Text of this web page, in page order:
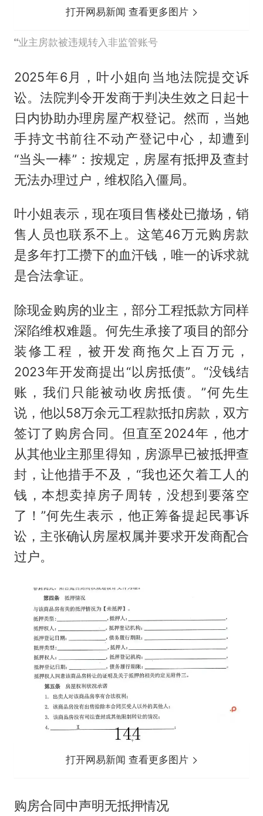
打开网易新闻 查看更多图片
业主房款被违规转入非监管账号
2025年6月，叶小姐向当地法院提交诉
讼。法院判令开发商于判决生效之日起十
日内协助办理房屋产权登记。然而，当她
手持文书前往不动产登记中心，却遭到
“当头一棒”：按规定，房屋有抵押及查封
无法办理过户，维权陷入僵局。
叶小姐表示，现在项目售楼处已撤场，销
售人员也联系不上。这笔46万元购房款
是多年打工攒下的血汗钱，唯一的诉求就
是合法拿证。
除现金购房的业主，部分工程抵款方同样
深陷维权难题。何先生承接了项目的部分
装修工程，被开发商拖欠上百万元，
2023年开发商提出“以房抵债”。“没钱结
账，我们只能被动收房抵债。”何先生
说，他以58万余元工程款抵扣房款，双方
签订了购房合同。但直至2024年，他才
从其他业主那里得知，房源早已被抵押查
封，让他措手不及，“我也还欠着工人的
钱，本想卖掉房子周转，没想到要落空
了！”何先生表示，他正筹备提起民事诉
讼，主张确认房屋权属并要求开发商配合
过户。
打开网易新闻 查看更多图片
购房合同中声明无抵押情况